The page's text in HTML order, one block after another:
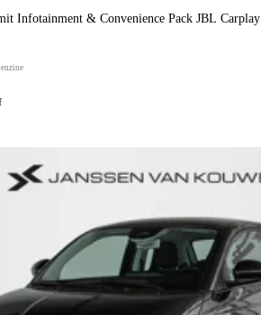
Infotainment & Convenience Pack JBL Carplay